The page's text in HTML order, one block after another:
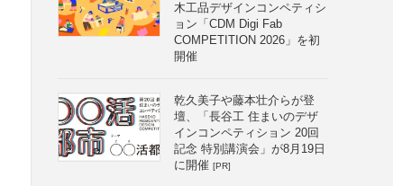
木工品デザインコンペティシ
ョン「CDM Digi Fab
COMPETITION 2026」を初
開催
乾久美子や藤本壮介らが登
壇、「長谷工 住まいのデザ
インコンペティション 20回
記念 特別講演会」が8月19日
に開催 [PR]